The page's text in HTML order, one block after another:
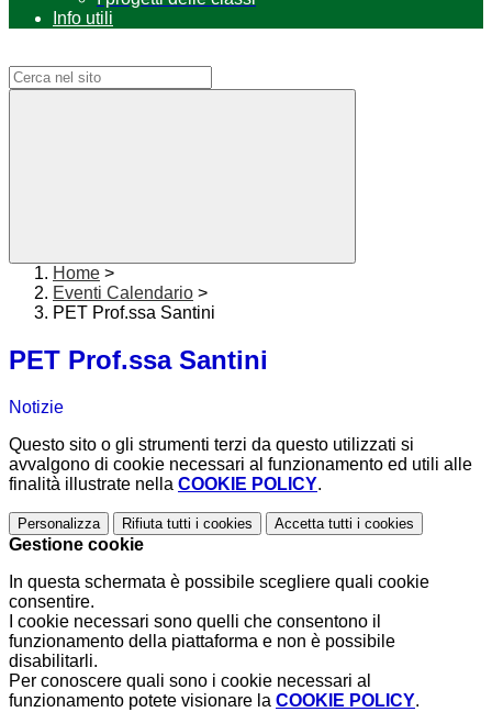
Info utili
Home >
Eventi Calendario >
PET Prof.ssa Santini
PET Prof.ssa Santini
Notizie
Questo sito o gli strumenti terzi da questo utilizzati si
avvalgono di cookie necessari al funzionamento ed utili alle
finalità illustrate nella COOKIE POLICY.
Personalizza Rifiuta tutti i cookies Accetta tutti i cookies
Gestione cookie
In questa schermata è possibile scegliere quali cookie
consentire.
I cookie necessari sono quelli che consentono il
funzionamento della piattaforma e non è possibile
disabilitarli.
Per conoscere quali sono i cookie necessari al
funzionamento potete visionare la COOKIE POLICY.